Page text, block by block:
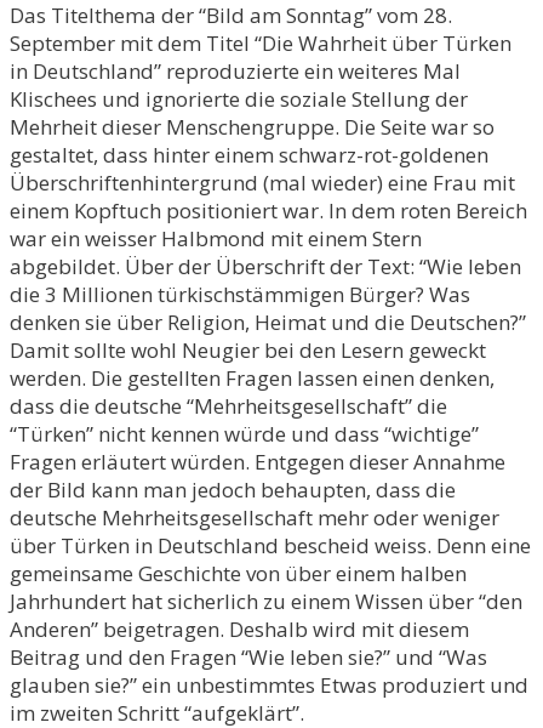
Das Titelthema der “Bild am Sonntag” vom 28.
September mit dem Titel “Die Wahrheit über Türken
in Deutschland” reproduzierte ein weiteres Mal
Klischees und ignorierte die soziale Stellung der
Mehrheit dieser Menschengruppe. Die Seite war so
gestaltet, dass hinter einem schwarz-rot-goldenen
Überschriftenhintergrund (mal wieder) eine Frau mit
einem Kopftuch positioniert war. In dem roten Bereich
war ein weisser Halbmond mit einem Stern
abgebildet. Über der Überschrift der Text: “Wie leben
die 3 Millionen türkischstämmigen Bürger? Was
denken sie über Religion, Heimat und die Deutschen?”
Damit sollte wohl Neugier bei den Lesern geweckt
werden. Die gestellten Fragen lassen einen denken,
dass die deutsche “Mehrheitsgesellschaft” die
“Türken” nicht kennen würde und dass “wichtige”
Fragen erläutert würden. Entgegen dieser Annahme
der Bild kann man jedoch behaupten, dass die
deutsche Mehrheitsgesellschaft mehr oder weniger
über Türken in Deutschland bescheid weiss. Denn eine
gemeinsame Geschichte von über einem halben
Jahrhundert hat sicherlich zu einem Wissen über “den
Anderen” beigetragen. Deshalb wird mit diesem
Beitrag und den Fragen “Wie leben sie?” und “Was
glauben sie?” ein unbestimmtes Etwas produziert und
im zweiten Schritt “aufgeklärt”.